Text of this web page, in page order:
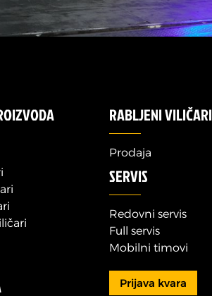
RABLJENI VILIČARI
Prodaja
SERVIS
Redovni servis
Full servis
Mobilni timovi
Prijava kvara